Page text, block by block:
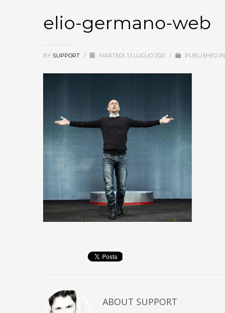
elio-germano-web
BY SUPPORT / MARTEDÌ, 13 LUGLIO 2021 / PUBLISHED IN
ABOUT SUPPORT